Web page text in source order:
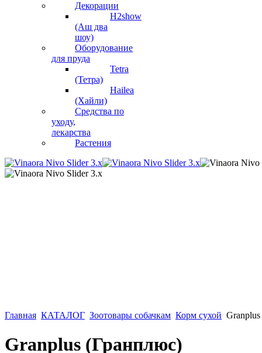
Декорации
H2show
(Аш два
шоу)
Оборудование
для пруда
Tetra
(Тетра)
Hailea
(Хайли)
Средства по
уходу,
лекарства
Растения
Главная КАТАЛОГ Зоотовары собачкам Корм сухой
Granplus (Гранплюс)